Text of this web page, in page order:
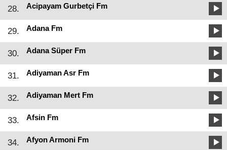
28. Acipayam Gurbetçi Fm
29. Adana Fm
30. Adana Süper Fm
31. Adiyaman Asr Fm
32. Adiyaman Mert Fm
33. Afsin Fm
34. Afyon Armoni Fm